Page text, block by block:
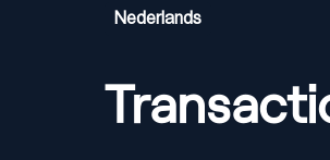
Nederlands